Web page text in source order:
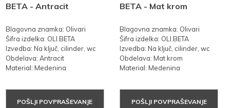
BETA - Antracit
Blagovna znamka: Olivari
Šifra izdelka: OLI.BETA
Izvedba: Na ključ, cilinder, wc
Obdelava: Antracit
Material: Medenina
POŠLJI POVPRAŠEVANJE
BETA - Mat krom
Blagovna znamka: Olivari
Šifra izdelka: OLI.BETA
Izvedba: Na ključ, cilinder, wc
Obdelava: Mat krom
Material: Medenina
POŠLJI POVPRAŠEVANJE